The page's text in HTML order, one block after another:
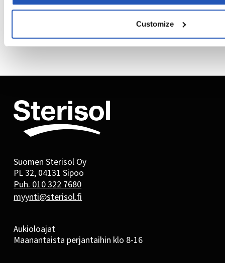
Customize
Kenelle ihonvoide sopii parhaiten? →
Suomen Sterisol Oy
PL 32, 04131 Sipoo
Puh. 010 322 7680
myynti@sterisol.fi
Aukioloajat
Maanantaista perjantaihin klo 8-16